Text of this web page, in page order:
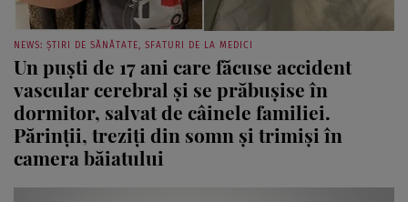
NEWS: ȘTIRI DE SĂNĂTATE, SFATURI DE LA MEDICI
Un puști de 17 ani care făcuse accident
vascular cerebral și se prăbușise în
dormitor, salvat de câinele familiei.
Părinții, treziți din somn și trimiși în
camera băiatului